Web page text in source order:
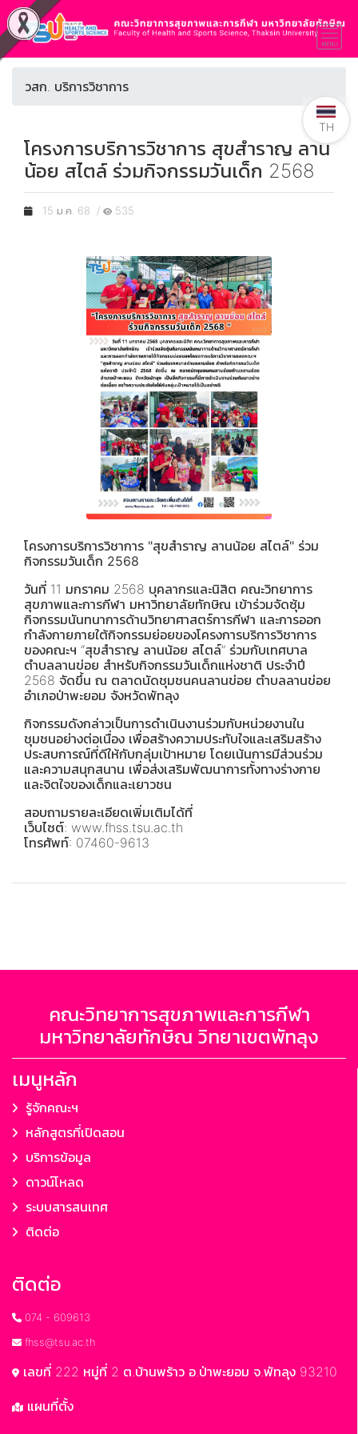
วสก. บริการวิชาการ
โครงการบริการวิชาการ สุขสำราญ ลาน
น้อย สไตล์ ร่วมกิจกรรมวันเด็ก 2568
15 ม.ค. 68 / 535
โครงการบริการวิชาการ "สุขสำราญ ลานน้อย สไตล์" ร่วม
กิจกรรมวันเด็ก 2568
วันที่ 11 มกราคม 2568 บุคลากรและนิสิต คณะวิทยาการ
สุขภาพและการกีฬา มหาวิทยาลัยทักษิณ เข้าร่วมจัดซุ้ม
กิจกรรมนันทนาการด้านวิทยาศาสตร์การกีฬา และการออก
กำลังกายภายใต้กิจกรรมย่อยของโครงการบริการวิชาการ
ของคณะฯ “สุขสำราญ ลานน้อย สไตล์” ร่วมกับเทศบาล
ตำบลลานข่อย สำหรับกิจกรรมวันเด็กแห่งชาติ ประจำปี
2568 จัดขึ้น ณ ตลาดนัดชุมชนคนลานข่อย ตำบลลานข่อย
อำเภอป่าพะยอม จังหวัดพัทลุง
กิจกรรมดังกล่าวเป็นการดำเนินงานร่วมกับหน่วยงานใน
ชุมชนอย่างต่อเนื่อง เพื่อสร้างความประทับใจและเสริมสร้าง
ประสบการณ์ที่ดีให้กับกลุ่มเป้าหมาย โดยเน้นการมีส่วนร่วม
และความสนุกสนาน เพื่อส่งเสริมพัฒนาการทั้งทางร่างกาย
และจิตใจของเด็กและเยาวชน
สอบถามรายละเอียดเพิ่มเติมได้ที่
เว็บไซต์: www.fhss.tsu.ac.th
โทรศัพท์: 07460-9613
คณะวิทยาการสุขภาพและการกีฬา
มหาวิทยาลัยทักษิณ วิทยาเขตพัทลุง
เมนูหลัก
รู้จักคณะฯ
หลักสูตรที่เปิดสอน
บริการข้อมูล
ดาวน์โหลด
ระบบสารสนเทศ
ติดต่อ
ติดต่อ
074 - 609613
fhss@tsu.ac.th
เลขที่ 222 หมู่ที่ 2 ต.บ้านพร้าว อ.ป่าพะยอม จ.พัทลุง 93210
แผนที่ตั้ง
TH